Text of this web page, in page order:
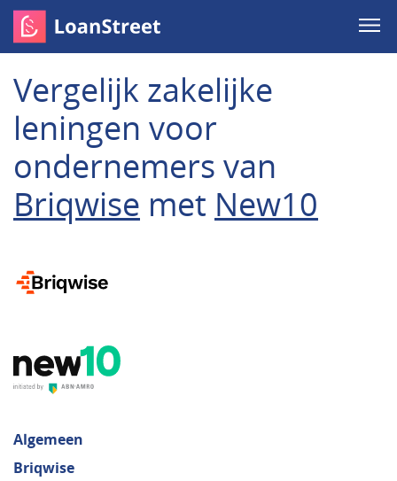
Vergelijk zakelijke
leningen voor
ondernemers van
Briqwise met New10
Algemeen
Briqwise